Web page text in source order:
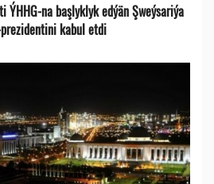
ÝHHG-na başlyklyk edýän Şweýsariýa
kabul etdi